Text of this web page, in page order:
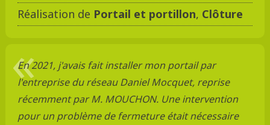
Réalisation de Portail et portillon, Clôture
En 2021, j'avais fait installer mon portail par
l'entreprise du réseau Daniel Mocquet, reprise
récemment par M. MOUCHON. Une intervention
pour un problème de fermeture était nécessaire